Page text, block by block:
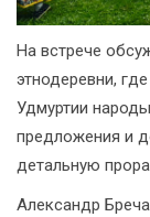
На встрече
этнодеревни,
Удмуртии
предложения и
детальную
Александр